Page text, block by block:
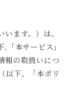
ます。）は、
「本サービス」
報の取扱いにつ
以下、「本ポリ